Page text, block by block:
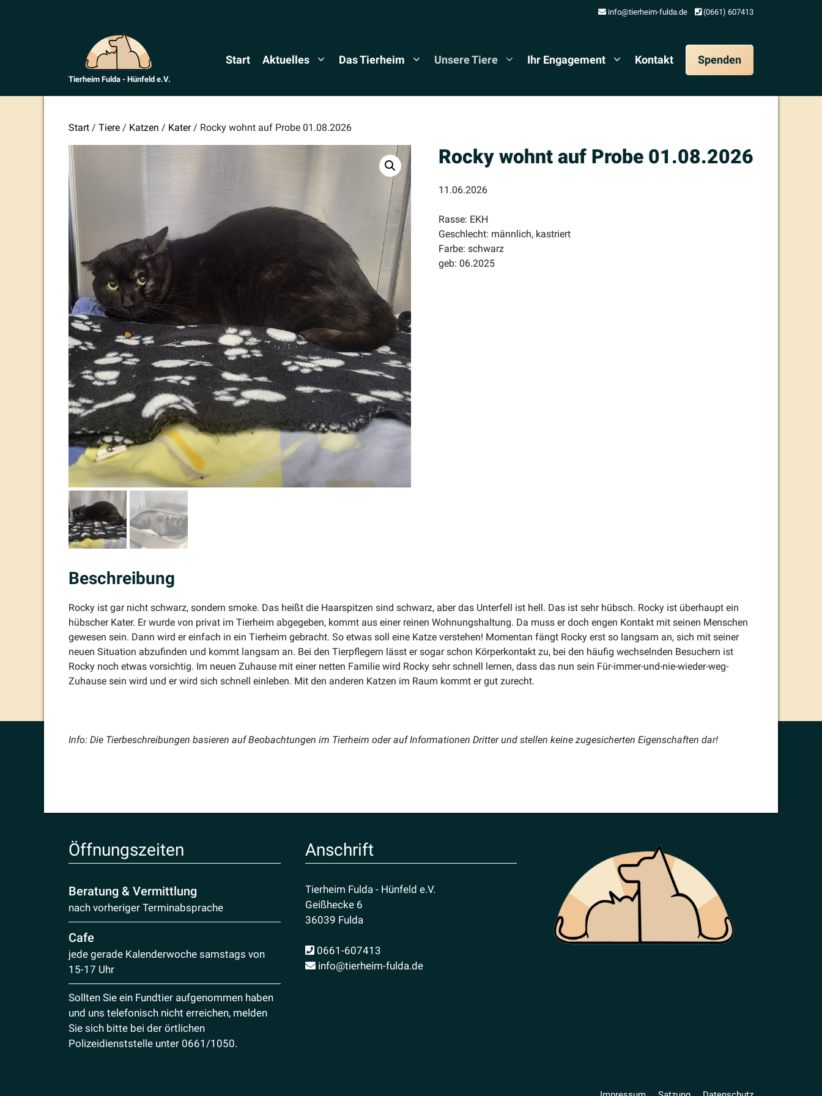
info@tierheim-fulda.de (0661) 607413
Tierheim Fulda - Hünfeld e.V.
Start Aktuelles Das Tierheim Unsere Tiere Ihr Engagement Kontakt Spenden
Start / Tiere / Katzen / Kater/ Rocky wohnt auf Probe 01.08.2026
Rocky wohnt auf Probe 01.08.2026
11.06.2026
Rasse: EKH
Geschlecht: männlich, kastriert
Farbe: schwarz
geb: 06.2025
Beschreibung
Rocky ist gar nicht schwarz, sondern smoke. Das heißt die Haarspitzen sind schwarz, aber das Unterfell ist hell. Das ist sehr hübsch. Rocky ist überhaupt ein
hübscher Kater. Er wurde von privat im Tierheim abgegeben, kommt aus einer reinen Wohnungs­haltung. Da muss er doch engen Kontakt mit seinen Menschen
gewesen sein. Dann wird er einfach in ein Tierheim gebracht. So etwas soll eine Katze verstehen! Momentan fängt Rocky erst so langsam an, sich mit seiner
neuen Situation abzufinden und kommt langsam an. Bei den Tierpflegern lässt er sogar schon Körper­kontakt zu, bei den häufig wechselnden Besuchern ist
Rocky noch etwas vorsichtig. Im neuen Zuhause mit einer netten Familie wird Rocky sehr schnell lernen, dass das nun sein Für-immer-und-nie-wieder-weg-
Zuhause sein wird und er wird sich schnell einleben. Mit den anderen Katzen im Raum kommt er gut zurecht.
Info: Die Tierbe­schrei­bungen basieren auf Beobach­tungen im Tierheim oder auf Infor­ma­tionen Dritter und stellen keine zugesi­cherten Eigen­schaften dar!
Öffnungs­zeiten
Beratung & Vermittlung
nach vorheriger Terminabsprache
Cafe
jede gerade Kalenderwoche samstags von
15-17 Uhr
Sollten Sie ein Fundtier aufgenommen haben
und uns telefonisch nicht erreichen, melden
Sie sich bitte bei der örtlichen
Polizeidienststelle unter 0661/1050.
Anschrift
Tierheim Fulda - Hünfeld e.V.
Geißhecke 6
36039 Fulda
0661-607413
info@tierheim-fulda.de